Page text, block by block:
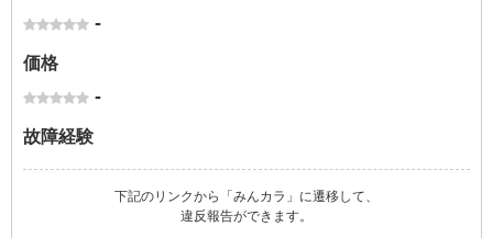
-
価格
-
故障経験
下記のリンクから「みんカラ」に遷移して、
違反報告ができます。